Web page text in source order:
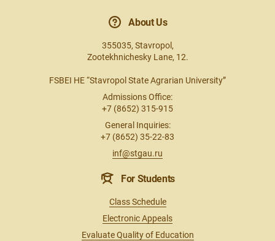
About Us
355035, Stavropol,
Zootekhnichesky Lane, 12.
FSBEI HE “Stavropol State Agrarian University”
Admissions Office:
+7 (8652) 315-915
General Inquiries:
+7 (8652) 35-22-83
inf@stgau.ru
For Students
Class Schedule
Electronic Appeals
Evaluate Quality of Education